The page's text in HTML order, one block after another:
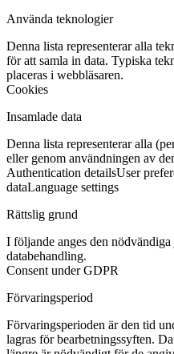
Använda teknologier
Denna lista representerar alla
för att samla in data. Typiska
placeras i webbläsaren.
Cookies
Insamlade data
Denna lista representerar alla
eller genom användningen av
Authentication detailsUser
dataLanguage settings
Rättslig grund
I följande anges den
databehandling.
Consent under GDPR
Förvaringsperiod
Förvaringsperioden är den tid
lagras för bearbetningssyften.